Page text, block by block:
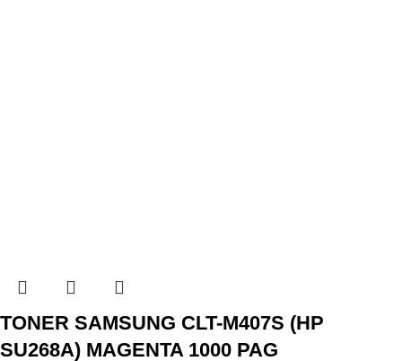
TONER SAMSUNG CLT-M407S (HP
SU268A) MAGENTA 1000 PAG